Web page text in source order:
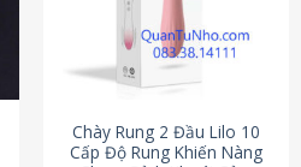
Chày Rung 2 Đầu Lilo 10
Cấp Độ Rung Khiến Nàng